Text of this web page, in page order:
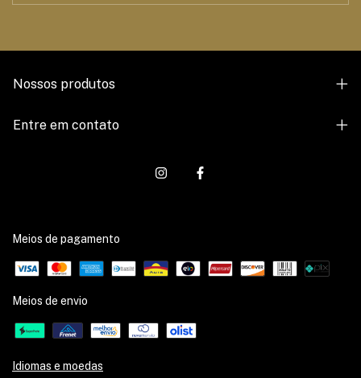
Nossos produtos
Entre em contato
Meios de pagamento
Meios de envio
Idiomas e moedas